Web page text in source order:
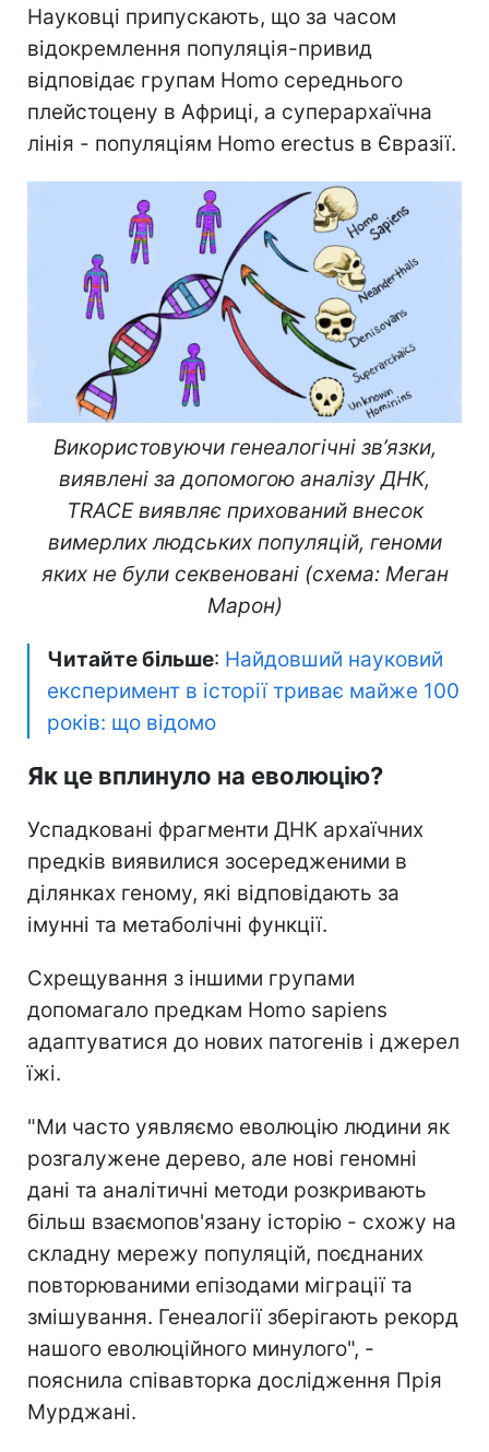
Науковці припускають, що за часом
відокремлення популяція-привид
відповідає групам Homo середнього
плейстоцену в Африці, а суперархаїчна
лінія - популяціям Homo erectus в Євразії.
Використовуючи генеалогічні зв’язки,
виявлені за допомогою аналізу ДНК,
TRACE виявляє прихований внесок
вимерлих людських популяцій, геноми
яких не були секвеновані (схема: Меган
Марон)
Читайте більше: Найдовший науковий
експеримент в історії триває майже 100
років: що відомо
Як це вплинуло на еволюцію?
Успадковані фрагменти ДНК архаїчних
предків виявилися зосередженими в
ділянках геному, які відповідають за
імунні та метаболічні функції.
Схрещування з іншими групами
допомагало предкам Homo sapiens
адаптуватися до нових патогенів і джерел
їжі.
"Ми часто уявляємо еволюцію людини як
розгалужене дерево, але нові геномні
дані та аналітичні методи розкривають
більш взаємопов'язану історію - схожу на
складну мережу популяцій, поєднаних
повторюваними епізодами міграції та
змішування. Генеалогії зберігають рекорд
нашого еволюційного минулого", -
пояснила співавторка дослідження Прія
Мурджані.